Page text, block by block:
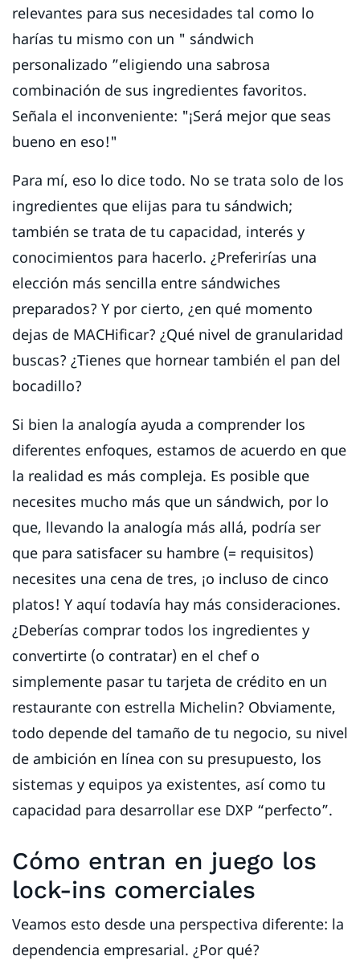
relevantes para sus necesidades tal como lo
harías tu mismo con un " sándwich
personalizado ”eligiendo una sabrosa
combinación de sus ingredientes favoritos.
Señala el inconveniente: "¡Será mejor que seas
bueno en eso!"
Para mí, eso lo dice todo. No se trata solo de los
ingredientes que elijas para tu sándwich;
también se trata de tu capacidad, interés y
conocimientos para hacerlo. ¿Preferirías una
elección más sencilla entre sándwiches
preparados? Y por cierto, ¿en qué momento
dejas de MACHificar? ¿Qué nivel de granularidad
buscas? ¿Tienes que hornear también el pan del
bocadillo?
Si bien la analogía ayuda a comprender los
diferentes enfoques, estamos de acuerdo en que
la realidad es más compleja. Es posible que
necesites mucho más que un sándwich, por lo
que, llevando la analogía más allá, podría ser
que para satisfacer su hambre (= requisitos)
necesites una cena de tres, ¡o incluso de cinco
platos! Y aquí todavía hay más consideraciones.
¿Deberías comprar todos los ingredientes y
convertirte (o contratar) en el chef o
simplemente pasar tu tarjeta de crédito en un
restaurante con estrella Michelin? Obviamente,
todo depende del tamaño de tu negocio, su nivel
de ambición en línea con su presupuesto, los
sistemas y equipos ya existentes, así como tu
capacidad para desarrollar ese DXP “perfecto”.
Cómo entran en juego los
lock-ins comerciales
Veamos esto desde una perspectiva diferente: la
dependencia empresarial. ¿Por qué?